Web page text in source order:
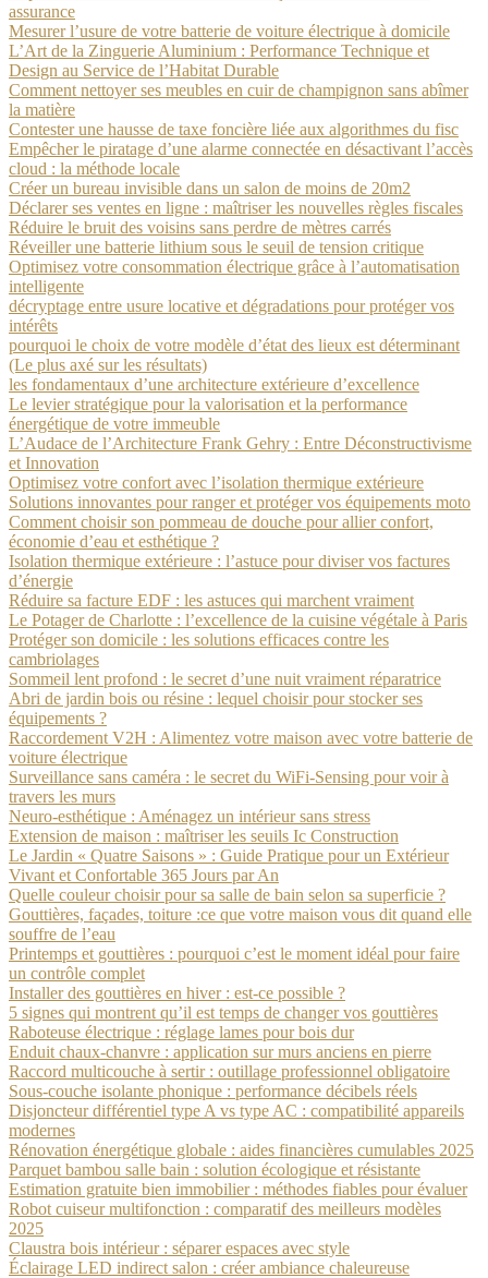
assurance
Mesurer l’usure de votre batterie de voiture électrique à domicile
L’Art de la Zinguerie Aluminium : Performance Technique et
Design au Service de l’Habitat Durable
Comment nettoyer ses meubles en cuir de champignon sans abîmer
la matière
Contester une hausse de taxe foncière liée aux algorithmes du fisc
Empêcher le piratage d’une alarme connectée en désactivant l’accès
cloud : la méthode locale
Créer un bureau invisible dans un salon de moins de 20m2
Déclarer ses ventes en ligne : maîtriser les nouvelles règles fiscales
Réduire le bruit des voisins sans perdre de mètres carrés
Réveiller une batterie lithium sous le seuil de tension critique
Optimisez votre consommation électrique grâce à l’automatisation
intelligente
décryptage entre usure locative et dégradations pour protéger vos
intérêts
pourquoi le choix de votre modèle d’état des lieux est déterminant
(Le plus axé sur les résultats)
les fondamentaux d’une architecture extérieure d’excellence
Le levier stratégique pour la valorisation et la performance
énergétique de votre immeuble
L’Audace de l’Architecture Frank Gehry : Entre Déconstructivisme
et Innovation
Optimisez votre confort avec l’isolation thermique extérieure
Solutions innovantes pour ranger et protéger vos équipements moto
Comment choisir son pommeau de douche pour allier confort,
économie d’eau et esthétique ?
Isolation thermique extérieure : l’astuce pour diviser vos factures
d’énergie
Réduire sa facture EDF : les astuces qui marchent vraiment
Le Potager de Charlotte : l’excellence de la cuisine végétale à Paris
Protéger son domicile : les solutions efficaces contre les
cambriolages
Sommeil lent profond : le secret d’une nuit vraiment réparatrice
Abri de jardin bois ou résine : lequel choisir pour stocker ses
équipements ?
Raccordement V2H : Alimentez votre maison avec votre batterie de
voiture électrique
Surveillance sans caméra : le secret du WiFi-Sensing pour voir à
travers les murs
Neuro-esthétique : Aménagez un intérieur sans stress
Extension de maison : maîtriser les seuils Ic Construction
Le Jardin « Quatre Saisons » : Guide Pratique pour un Extérieur
Vivant et Confortable 365 Jours par An
Quelle couleur choisir pour sa salle de bain selon sa superficie ?
Gouttières, façades, toiture :ce que votre maison vous dit quand elle
souffre de l’eau
Printemps et gouttières : pourquoi c’est le moment idéal pour faire
un contrôle complet
Installer des gouttières en hiver : est-ce possible ?
5 signes qui montrent qu’il est temps de changer vos gouttières
Raboteuse électrique : réglage lames pour bois dur
Enduit chaux-chanvre : application sur murs anciens en pierre
Raccord multicouche à sertir : outillage professionnel obligatoire
Sous-couche isolante phonique : performance décibels réels
Disjoncteur différentiel type A vs type AC : compatibilité appareils
modernes
Rénovation énergétique globale : aides financières cumulables 2025
Parquet bambou salle bain : solution écologique et résistante
Estimation gratuite bien immobilier : méthodes fiables pour évaluer
Robot cuiseur multifonction : comparatif des meilleurs modèles
2025
Claustra bois intérieur : séparer espaces avec style
Éclairage LED indirect salon : créer ambiance chaleureuse